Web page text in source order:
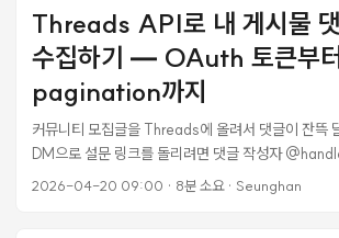
130, 246) 하고는 확실히 다른 값이었다. 원인을 찾
CSS v4에서 tailwind.config.js를 완전히 무시하고
tailwindcss@4.1.18 로 올라가 있는데 설정은 v3
object) 그대로였고, @theme 블록에는 주요 컬러
돼 있었다. 결과적으로 커스텀 토큰은 전혀 적용이 안
OKLCH 팔레트로 렌더되던 상태. ...
Threads API로 내 게시물
수집하기 — OAuth 토큰부
pagination까지
커뮤니티 모집글을 Threads에 올려서 댓글이 잔뜩
DM으로 설문 링크를 돌리려면 댓글 작성자
수동으로 스크롤하며 복사하는 건 100개 넘어가면 현
2026-04-20 09:00 · 8분 소요· Seunghan